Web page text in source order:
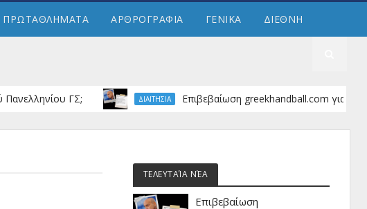
ΠΡΩΤΑΘΛΗΜΑΤΑ ΑΡΘΡΟΓΡΑΦΙΑ ΓΕΝΙΚΑ ΔΙΕΘΝΗ
ΓΣ; ΔΙΑΙΤΗΣΙΑ Επιβεβαίωση greekhandball.com για Κώστα
ΤΕΛΕΥΤΑΊΑ ΝΈΑ
Επιβεβαίωση